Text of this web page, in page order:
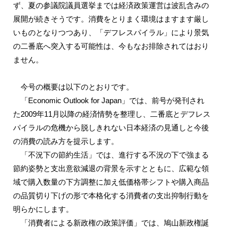
ず、夏の参議院議員選挙までは経済政策運営は波乱含みの
展開が続きそうです。消費をとりまく環境はますます厳し
いものとなりつつあり、「デフレスパイラル」により景気
の二番底へ突入する可能性は、今もなお排除されてはおり
ません。
今号の概要は以下のとおりです。
「Economic Outlook for Japan」では、前号が発刊され
た2009年11月以降の経済情勢を整理し、二番底とデフレス
パイラルの危機から脱しきれない日本経済の見通しと今後
の消費の読み方を提示します。
「不況下の節約生活」では、進行する不況の下で強まる
節約姿勢と支出意欲減退の背景を示すとともに、広範な領
域で購入数量の下方調整に加え低価格帯シフトや購入商品
の品質切り下げの形で本格化する消費者の支出抑制行動を
明らかにします。
「消費者による新政権の政策評価」では、鳩山新政権誕